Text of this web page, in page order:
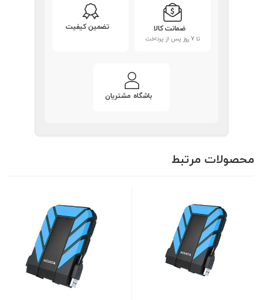
ضمانت کالا
تا 7 روز پس از پرداخت
تضمین کیفیت
باشگاه مشتریان
محصولات مرتبط